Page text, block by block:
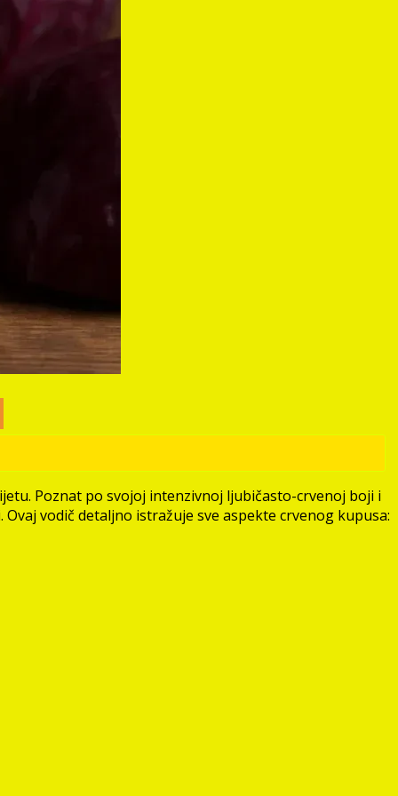
Poznat po svojoj intenzivnoj ljubičasto-crvenoj boji i
vodič detaljno istražuje sve aspekte crvenog kupusa: